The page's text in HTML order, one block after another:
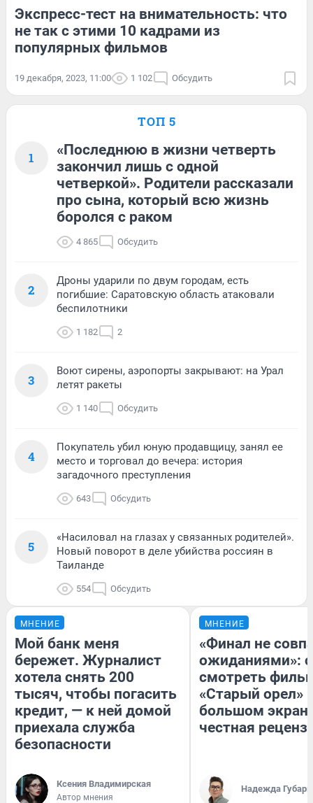
Экспресс-тест на внимательность: что
не так с этими 10 кадрами из
популярных фильмов
19 декабря, 2023, 11:00 1 102 Обсудить
ТОП 5
1
«Последнюю в жизни четверть
закончил лишь с одной
четверкой». Родители рассказали
про сына, который всю жизнь
боролся с раком
4 865 Обсудить
2
Дроны ударили по двум городам, есть
погибшие: Саратовскую область атаковали
беспилотники
1 182 2
3
Воют сирены, аэропорты закрывают: на Урал
летят ракеты
1 140 Обсудить
4
Покупатель убил юную продавщицу, занял ее
место и торговал до вечера: история
загадочного преступления
643 Обсудить
5
«Насиловал на глазах у связанных родителей».
Новый поворот в деле убийства россиян в
Таиланде
554 Обсудить
МНЕНИЕ
Мой банк меня
бережет. Журналист
хотела снять 200
тысяч, чтобы погасить
кредит, — к ней домой
приехала служба
безопасности
Ксения Владимирская
Автор мнения
МНЕНИЕ
«Финал не
ожиданиями»:
смотреть
«Старый орел»
большом
честная
Надежда Губарь